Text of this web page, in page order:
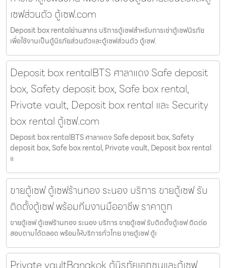
เซฟส่วนตัว ตู้เซฟ.com
Deposit box rentalย่านสาทร บริการตู้เซฟสำหรับการเช่าตู้เซฟนิรภัย
เพื่อใช้งานเป็นตู้นิรภัยส่วนตัวและตู้เซฟส่วนตัว ตู้เซฟ.
Deposit box rentalBTS ศาลาแดง Safe deposit
box, Safety deposit box, Safe box rental,
Private vault, Deposit box rental และ Security
box rental ตู้เซฟ.com
Deposit box rentalBTS ศาลาแดง Safe deposit box, Safety
deposit box, Safe box rental, Private vault, Deposit box rental
แ
ขายตู้เซฟ ตู้เซฟร้านทอง ระนอง บริการ ขายตู้เซฟ รับ
ติดตั้งตู้เซฟ พร้อมทีมงานมืออาชีพ ราคาถูก
ขายตู้เซฟ ตู้เซฟร้านทอง ระนอง บริการ ขายตู้เซฟ รับติดตั้งตู้เซฟ ติดต่อ
สอบถามได้ตลอด พร้อมให้บริการทั่วไทย ขายตู้เซฟ ตู้เ